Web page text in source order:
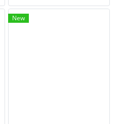
New